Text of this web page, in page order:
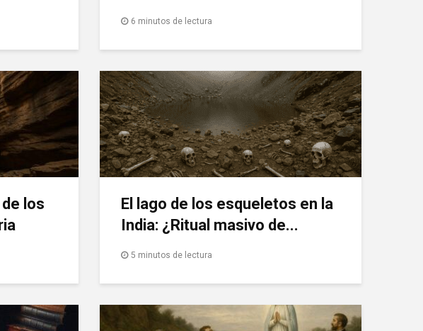
6 minutos de lectura
los
El lago de los esqueletos en la
India: ¿Ritual masivo de...
5 minutos de lectura